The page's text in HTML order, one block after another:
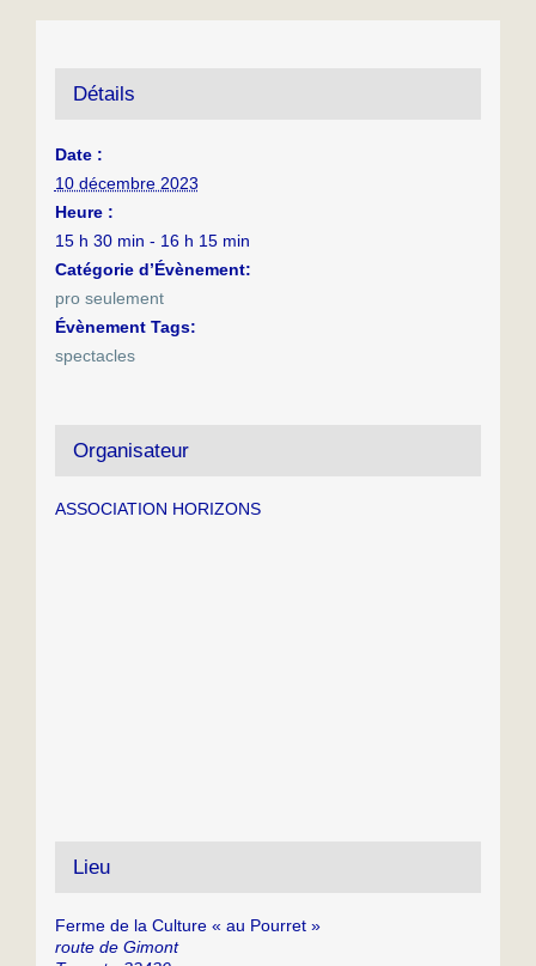
Détails
Date :
10 décembre 2023
Heure :
15 h 30 min - 16 h 15 min
Catégorie d’Évènement:
pro seulement
Évènement Tags:
spectacles
Organisateur
ASSOCIATION HORIZONS
Lieu
Ferme de la Culture « au Pourret »
route de Gimont